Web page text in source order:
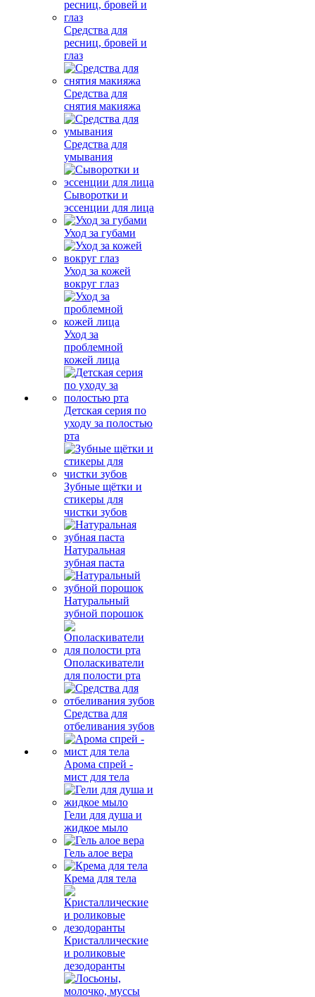
Средства для
ресниц, бровей и
глаз
Средства для
снятия макияжа
Средства для
умывания
Сыворотки и
эссенции для лица
Уход за губами
Уход за кожей
вокруг глаз
Уход за
проблемной
кожей лица
Детская серия по
уходу за полостью
рта
Зубные щётки и
стикеры для
чистки зубов
Натуральная
зубная паста
Натуральный
зубной порошок
Ополаскиватели
для полости рта
Средства для
отбеливания зубов
Арома спрей -
мист для тела
Гели для душа и
жидкое мыло
Гель алое вера
Крема для тела
Кристаллические
и роликовые
дезодоранты